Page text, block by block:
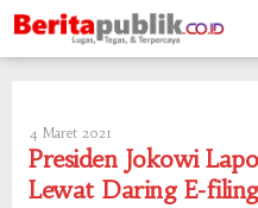
Skip
to
content
4 Maret 2021
Admin
Presiden Jokowi
Lewat Daring E-filing